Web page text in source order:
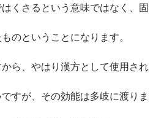
くさるという意味ではなく、固
のということになります。
ら、やはり漢方として使用され
すが、その効能は多岐に渡りま